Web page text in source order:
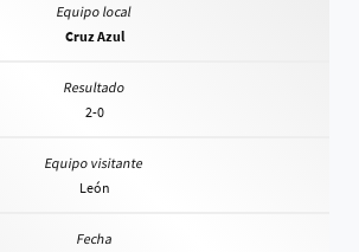
Cruz Azul
2-0
León